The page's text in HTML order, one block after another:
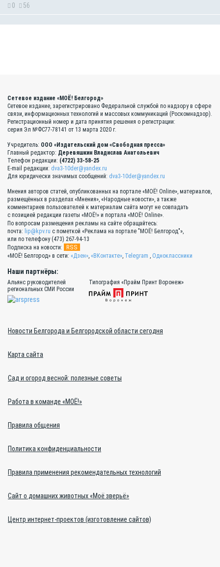
0 56
Сетевое издание «МОЁ! Белгород»
Сетевое издание, зарегистрировано Федеральной службой по надзору в сфере
связи, информационных технологий и массовых коммуникаций (Роскомнадзор).
Регистрационный номер и дата принятия решения о регистрации:
серия Эл №ФС77-78141 от 13 марта 2020 г.
Учредитель: ООО «Издательский дом «Свободная пресса»
Главный редактор: Деревяшкин Владислав Анатольевич
Телефон редакции: (4722) 33-58-25
E-mail редакции: dva3-10der@yandex.ru
Для юридически значимых сообщений: dva3-10der@yandex.ru
Мнения авторов статей, опубликованных на портале «МОЁ! Online», материалов,
размещённых в разделах «Мнения», «Народные новости», а также
комментариев пользователей к материалам сайта могут не совпадать
с позицией редакции газеты «МОЁ!» и портала «МОЁ! Online».
По вопросам размещения рекламы на сайте обращайтесь:
почта: lip@kpv.ru с пометкой «Реклама на портале "МОЁ! Белгород"»,
или по телефону (473) 267-94-13
Подписка на новости:
RSS
«МОЁ! Белгород» в сети: «Дзен», «ВКонтакте», Telegram , Одноклассники
Наши партнёры:
Альянс руководителей
региональных СМИ России
Типография «Прайм Принт Воронеж»
Новости Белгорода и Белгородской области сегодня
Карта сайта
Сад и огород весной: полезные советы
Работа в команде «МОЁ!»
Правила общения
Политика конфиденциальности
Правила применения рекомендательных технологий
Сайт о домашних животных «Моё зверьё»
Центр интернет-проектов (изготовление сайтов)